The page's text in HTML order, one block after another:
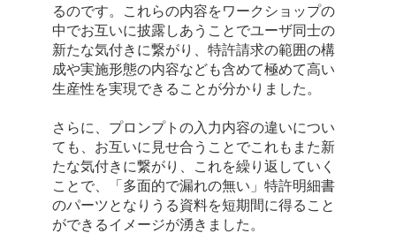
るのです。これらの内容をワークショップの
中でお互いに披露しあうことでユーザ同士の
新たな気付きに繋がり、特許請求の範囲の構
成や実施形態の内容なども含めて極めて高い
生産性を実現できることが分かりました。
さらに、プロンプトの入力内容の違いについ
ても、お互いに見せ合うことでこれもまた新
たな気付きに繋がり、これを繰り返していく
ことで、「多面的で漏れの無い」特許明細書
のパーツとなりうる資料を短期間に得ること
ができるイメージが湧きました。